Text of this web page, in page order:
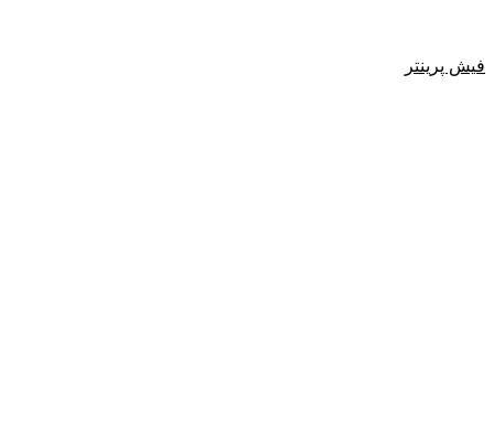
فیش پرینتر